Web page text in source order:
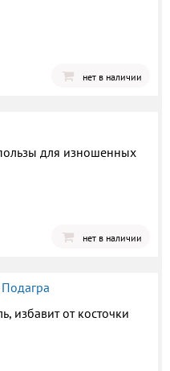
нет в наличии
для изношенных
нет в наличии
избавит от косточки